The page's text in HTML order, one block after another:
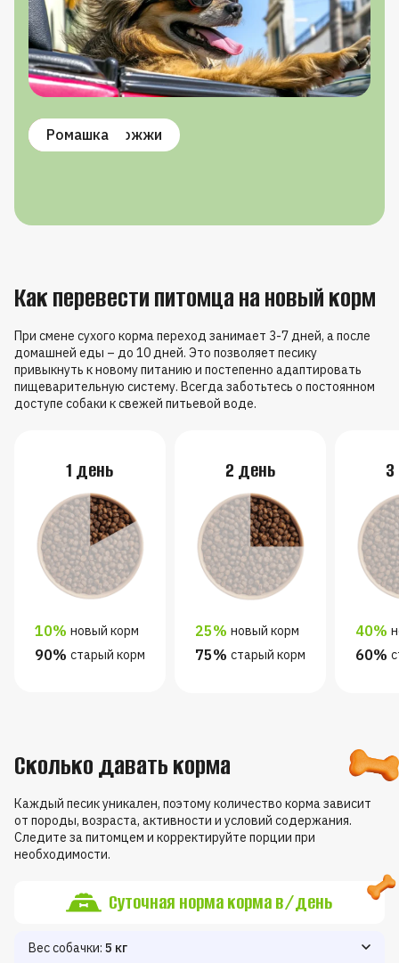
Витамин B1
Витамин B6
Омега-3
Пивные дрожжи
Ромашка
Как перевести питомца на новый корм
При смене сухого корма переход занимает 3-7 дней, а после
домашней еды – до 10 дней. Это позволяет песику
привыкнуть к новому питанию и постепенно адаптировать
пищеварительную систему. Всегда заботьтесь о постоянном
доступе собаки к свежей питьевой воде.
1 день
10% новый корм
90% старый корм
2 день
25% новый корм
75% старый корм
40%
60%
Сколько давать корма
Каждый песик уникален, поэтому количество корма зависит
от породы, возраста, активности и условий содержания.
Следите за питомцем и корректируйте порции при
необходимости.
Суточная норма корма в/день
Вес собачки: 5 кг